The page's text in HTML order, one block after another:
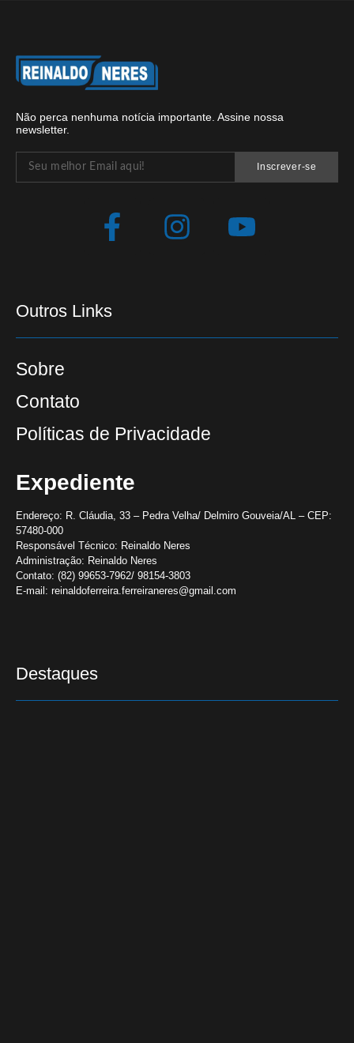
Não perca nenhuma notícia importante. Assine nossa
newsletter.
Inscrever-se
Outros Links
Sobre
Contato
Políticas de Privacidade
Expediente
Endereço: R. Cláudia, 33 – Pedra Velha/ Delmiro Gouveia/AL – CEP:
57480-000
Responsável Técnico: Reinaldo Neres
Administração: Reinaldo Neres
Contato: (82) 99653-7962/ 98154-3803
E-mail: reinaldoferreira.ferreiraneres@gmail.com
Destaques